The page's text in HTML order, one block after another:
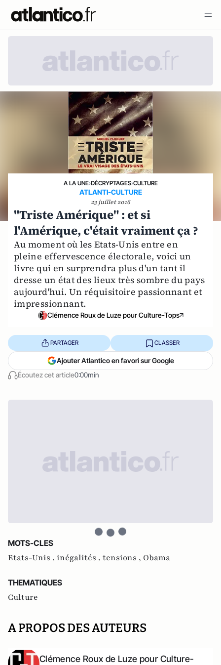
A LA UNE›DÉCRYPTAGES›CULTURE
ATLANTI-CULTURE
23 juillet 2016
"Triste Amérique" : et si
l'Amérique, c'était vraiment ça ?
Au moment où les Etats-Unis entre en
pleine effervescence électorale, voici un
livre qui en surprendra plus d'un tant il
dresse un état des lieux très sombre du pays
aujourd'hui. Un réquisitoire passionnant et
impressionnant.
Clémence Roux de Luze pour Culture-Tops
Écoutez cet article0:00min
PARTAGER CLASSER
Ajouter Atlantico en favori sur Google
MOTS-CLES
Etats-Unis , inégalités , tensions , Obama
THEMATIQUES
Culture
A PROPOS DES AUTEURS
Clémence Roux de Luze pour Culture-